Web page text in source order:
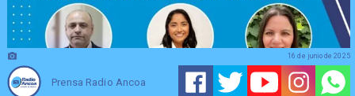
Prensa Radio Ancoa
16 de junio de 2025